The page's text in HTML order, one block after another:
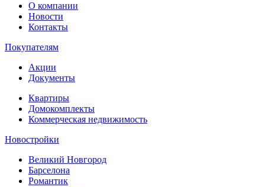
О компании
Новости
Контакты
Покупателям
Акции
Документы
Квартиры
Домокомплекты
Коммерческая недвижимость
Новостройки
Великий Новгород
Барселона
Романтик